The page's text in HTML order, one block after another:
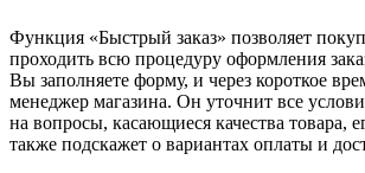
Функция «Быстрый заказ» позволяет
проходить всю процедуру оформления
Вы заполняете форму, и через короткое
менеджер магазина. Он уточнит все
на вопросы, касающиеся качества товара,
также подскажет о вариантах оплаты и